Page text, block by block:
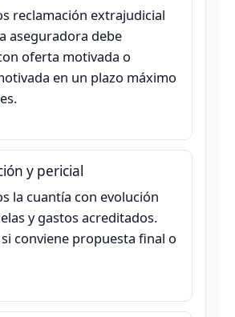
reclamación extrajudicial
aseguradora debe
oferta motivada o
en un plazo máximo
y pericial
la cuantía con evolución
y gastos acreditados.
conviene propuesta final o